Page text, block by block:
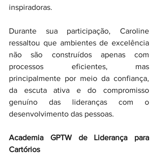
inspiradoras.
Durante sua participação, Caroline
ressaltou que ambientes de excelência
não são construídos apenas com
processos eficientes, mas
principalmente por meio da confiança,
da escuta ativa e do compromisso
genuíno das lideranças com o
desenvolvimento das pessoas.
Academia GPTW de Liderança para
Cartórios